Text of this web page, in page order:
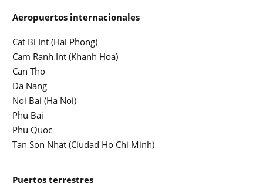
Aeropuertos internacionales
Cat Bi Int (Hai Phong)
Cam Ranh Int (Khanh Hoa)
Can Tho
Da Nang
Noi Bai (Ha Noi)
Phu Bai
Phu Quoc
Tan Son Nhat (Ciudad Ho Chi Minh)
Puertos terrestres